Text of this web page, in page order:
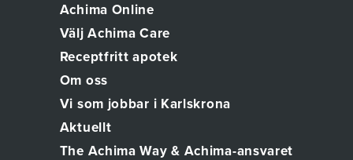
Achima Online
Välj Achima Care
Receptfritt apotek
Om oss
Vi som jobbar i Karlskrona
Aktuellt
The Achima Way & Achima-ansvaret